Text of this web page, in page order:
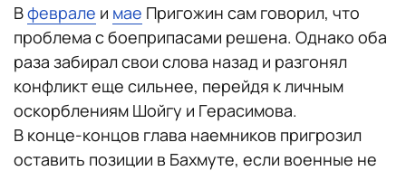
Вфеврале и мае Пригожин сам говорил, что
проблема с боеприпасами решена. Однако оба
раза забирал свои слова назад и разгонял
конфликт еще сильнее, перейдя к личным
оскорблениям Шойгу и Герасимова.
В конце-концов глава наемников пригрозил
оставить позиции в Бахмуте, если военные не